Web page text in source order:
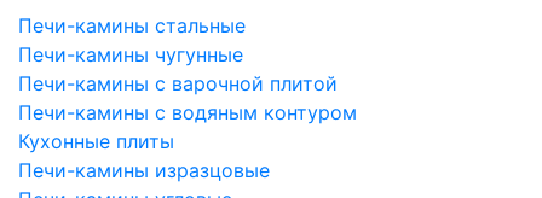
Печи-камины стальные
Печи-камины чугунные
Печи-камины с варочной плитой
Печи-камины с водяным контуром
Кухонные плиты
Печи-камины изразцовые